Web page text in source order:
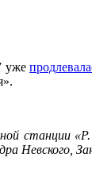
уже
станции
Невского,